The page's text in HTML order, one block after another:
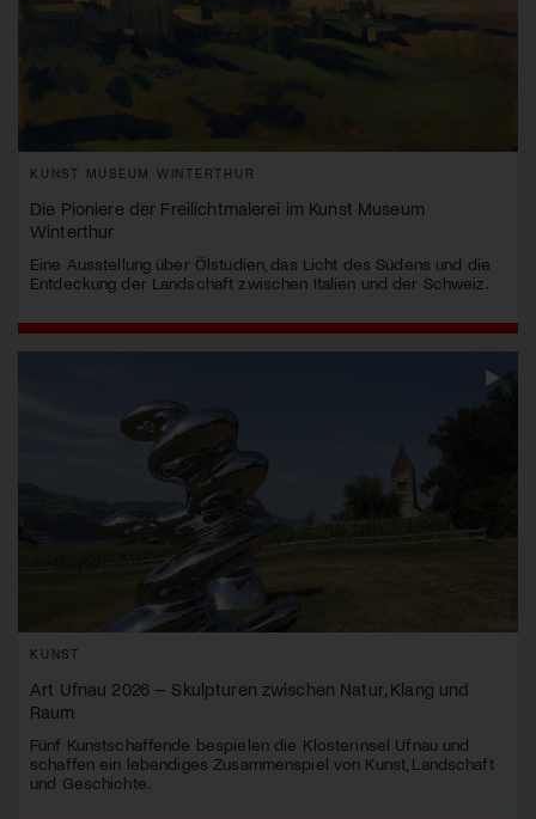
KUNST MUSEUM WINTERTHUR
Die Pioniere der Freilichtmalerei im Kunst Museum
Winterthur
Eine Ausstellung über Ölstudien, das Licht des Südens und die
Entdeckung der Landschaft zwischen Italien und der Schweiz.
KUNST
Art Ufnau 2026 – Skulpturen zwischen Natur, Klang und
Raum
Fünf Kunstschaffende bespielen die Klosterinsel Ufnau und
schaffen ein lebendiges Zusammenspiel von Kunst, Landschaft
und Geschichte.